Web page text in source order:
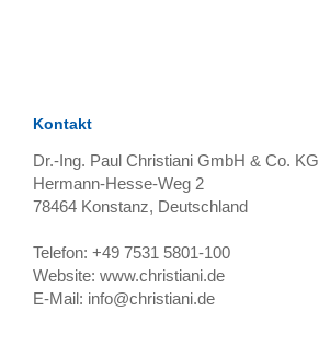
Kontakt
Dr.-Ing. Paul Christiani GmbH & Co. KG
Hermann-Hesse-Weg 2
78464 Konstanz, Deutschland
Telefon: +49 7531 5801-100
Website: www.christiani.de
E-Mail: info@christiani.de